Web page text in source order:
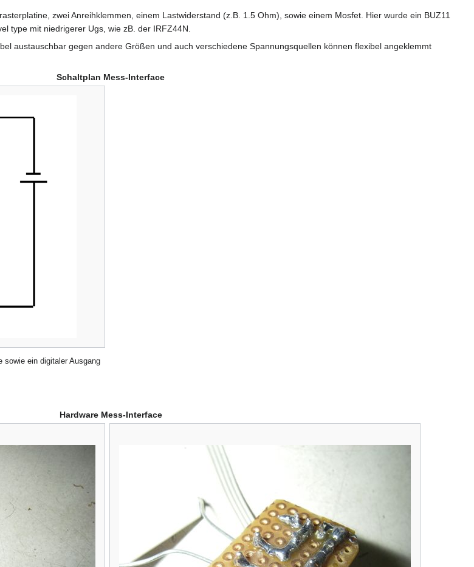
zwei Anreihklemmen, einem Lastwiderstand (z.B. 1.5 Ohm), sowie einem Mosfet. Hier wurde ein BUZ11
type mit niedrigerer Ugs, wie zB. der IRFZ44N.
austauschbar gegen andere Größen und auch verschiedene Spannungsquellen können flexibel angeklemmt
Schaltplan Mess-Interface
sowie ein digitaler Ausgang
Hardware Mess-Interface